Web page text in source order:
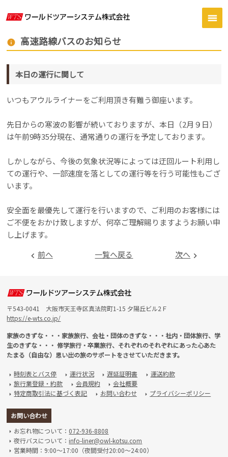
info 高速路線バスのお知らせ
本日の運行に関して
いつもアウルライナーをご利用頂き有難う御座います。
先日からの寒波の影響が続いておりますが、本日（2月９日）
は午前9時35分現在、通常通りの運行を予定しております。
しかしながら、今後の気象状況等によっては迂回ルート利用し
ての運行や、一部速度を落としての運行等を行う可能性もござ
います。
安全面を最優先して運行を行いますので、ご利用のお客様には
ご不便をおかけ致しますが、何卒ご理解賜りますようお願い申
し上げます。
navigate_before 前へ 一覧へ戻る 次へ navigate_next
〒543-0041 大阪市天王寺区真法院町1-15 夕陽丘ビル2Ｆ
https://e-wts.co.jp/
家族のきずな・・・家族旅行、会社・団体のきずな・・・社内・団体旅行、学
生のきずな・・・ 修学旅行・卒業旅行、それぞれのそれぞれにあった心あた
たまる（自由な）思い出の旅のサポートをさせていただきます。
arrow_right時刻表とバス停 arrow_right 運行状況 arrow_right遅延証明書 arrow_right 運送約款
arrow_right旅行業登録・約款 arrow_right 会員規約 arrow_right会社概要
arrow_right特定商取引法に基づく表記 arrow_right お問い合わせ arrow_right プライバシーポリシー
お問い合わせ
arrow_right お忘れ物について： 072-936-8808
arrow_right夜行バスについて： info-liner@owl-kotsu.com
arrow_right 営業時間：9:00～17:00（夜間受付20:00～24:00）